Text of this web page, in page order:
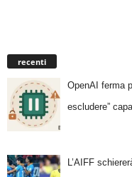
recenti
OpenAI ferma
escludere”
L’AIFF